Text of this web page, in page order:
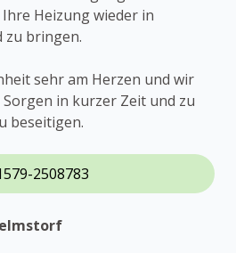
Heizung wieder in
zu bringen.
sehr am Herzen und wir
in kurzer Zeit und zu
beseitigen.
2508783